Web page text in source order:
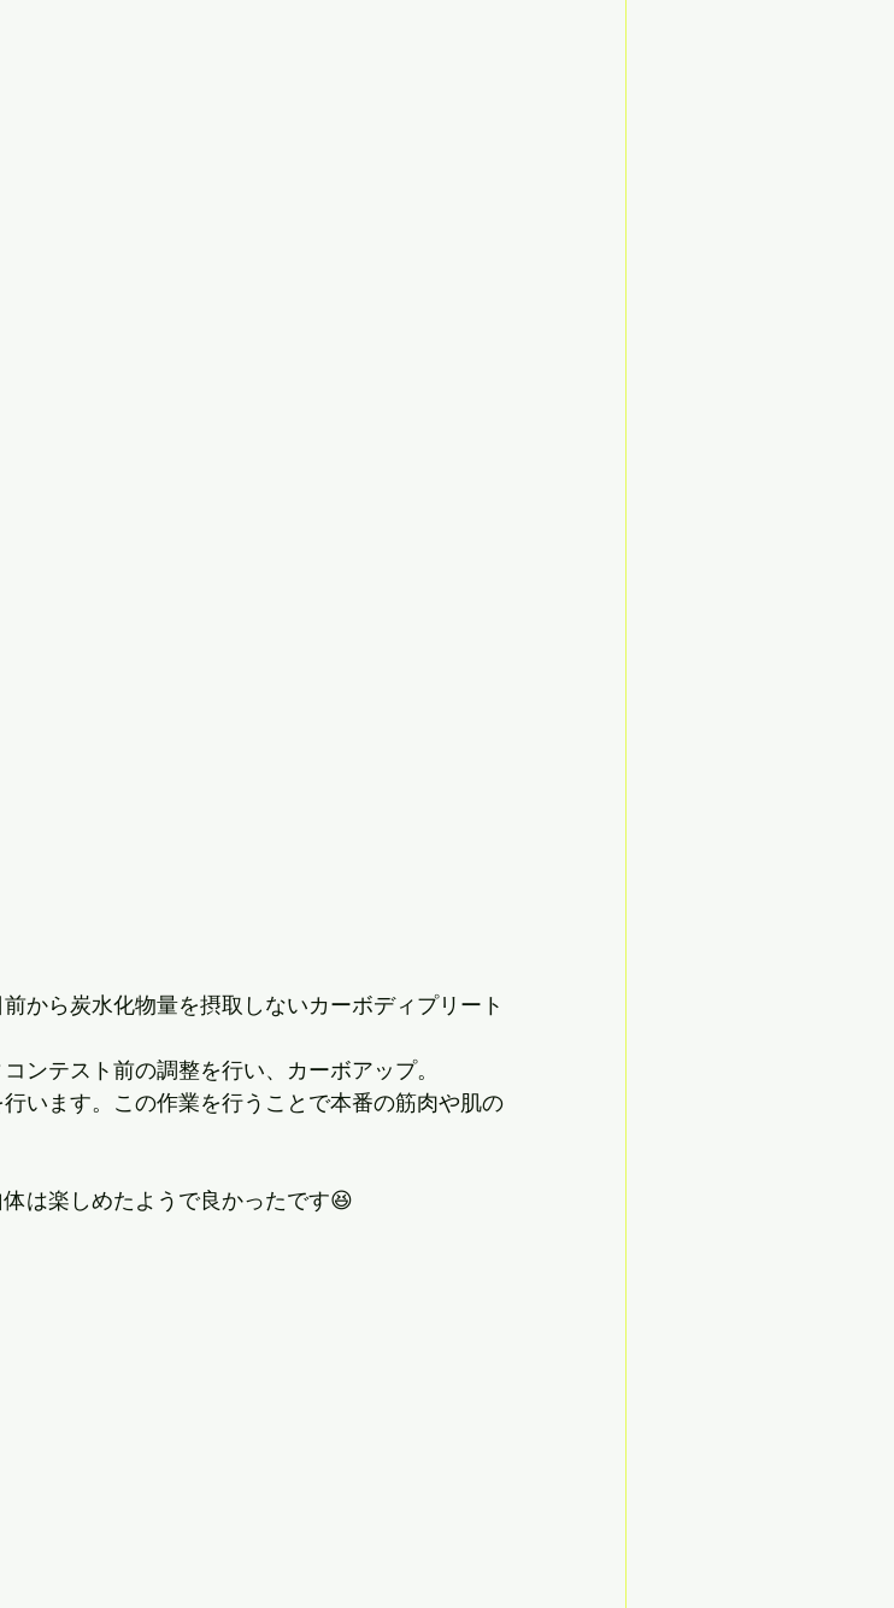
から炭水化物量を摂取しないカーボディプリート
ンテスト前の調整を行い、カーボアップ。
います。この作業を行うことで本番の筋肉や肌の
は楽しめたようで良かったです😆